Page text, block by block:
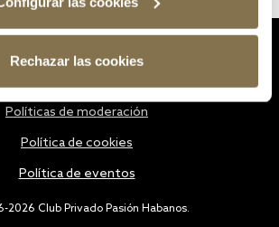
Rechazar las cookies
2026 Club Privado Pasión Habanos.
Políticas de moderación
Política de cookies
Política de eventos